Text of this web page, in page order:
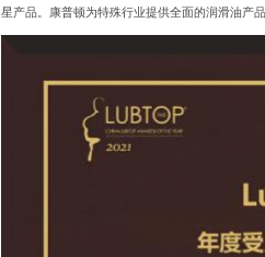
星产品。康普顿为特殊行业提供全面的润滑油产